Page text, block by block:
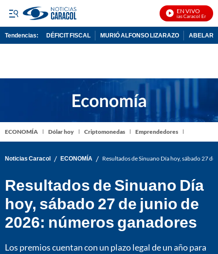
EN VIVO
Noticias Caracol En Vivo
Tendencias: DÉFICIT FISCAL MURIÓ ALFONSO LIZARAZO
ECONOMÍA Dólar hoy Criptomonedas Emprendedores
Noticias Caracol / ECONOMÍA / Resultados de Sinuano Día hoy, sábado 27
Resultados de Sinuano Día
hoy, sábado 27 de junio de
2026: números ganadores
Los premios cuentan con un plazo legal de un año para